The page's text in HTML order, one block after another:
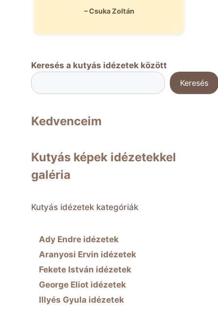
– Csuka Zoltán
Keresés a kutyás idézetek között
Keresés
Kedvenceim
Kutyás képek idézetekkel
galéria
Kutyás idézetek kategóriák
Ady Endre idézetek
Aranyosi Ervin idézetek
Fekete István idézetek
George Eliot idézetek
Illyés Gyula idézetek